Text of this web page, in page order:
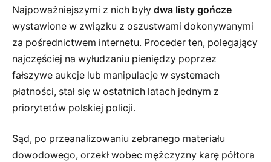
Najpoważniejszymi z nich były dwa listy gończe
wystawione w związku z oszustwami dokonywanymi
za pośrednictwem internetu. Proceder ten, polegający
najczęściej na wyłudzaniu pieniędzy poprzez
fałszywe aukcje lub manipulacje w systemach
płatności, stał się w ostatnich latach jednym z
priorytetów polskiej policji.
Sąd, po przeanalizowaniu zebranego materiału
dowodowego, orzekł wobec mężczyzny karę półtora